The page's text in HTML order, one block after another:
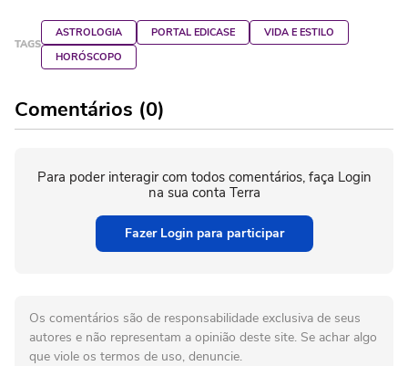
TAGS
ASTROLOGIA PORTAL EDICASE
VIDA E ESTILO
HORÓSCOPO
Comentários (0)
Para poder interagir com todos comentários, faça Login
na sua conta Terra
Fazer Login para participar
Os comentários são de responsabilidade exclusiva de seus
autores e não representam a opinião deste site. Se achar algo
que viole os termos de uso, denuncie.